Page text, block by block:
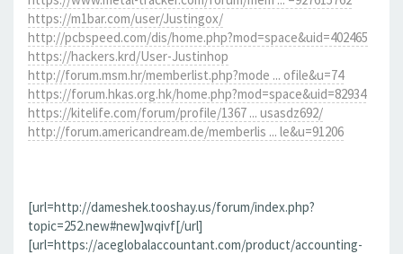
https://m1bar.com/user/Justingox/
http://pcbspeed.com/dis/home.php?mod=space&uid=402465
https://hackers.krd/User-Justinhop
http://forum.msm.hr/memberlist.php?mode ... ofile&u=74
https://forum.hkas.org.hk/home.php?mod=space&uid=82934
https://kitelife.com/forum/profile/1367 ... usasdz692/
http://forum.americandream.de/memberlis ... le&u=91206
[url=http://dameshek.tooshay.us/forum/index.php?
topic=252.new#new]wqivf[/url]
[url=https://aceglobalaccountant.com/product/accounting-